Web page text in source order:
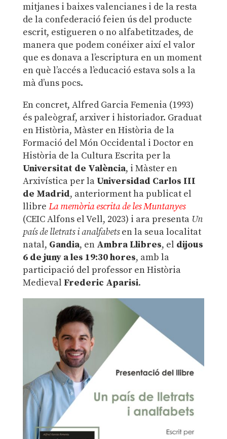
mitjanes i baixes valencianes i de la resta
de la confederació feien ús del producte
escrit, estigueren o no alfabetitzades, de
manera que podem conéixer així el valor
que es donava a l’escriptura en un moment
en què l’accés a l’educació estava sols a la
mà d’uns pocs.
En concret, Alfred Garcia Femenia (1993)
és paleògraf, arxiver i historiador. Graduat
en Història, Màster en Història de la
Formació del Món Occidental i Doctor en
Història de la Cultura Escrita per la
Universitat de València, i Màster en
Arxivística per la Universidad Carlos III
de Madrid, anteriorment ha publicat el
llibre La memòria escrita de les Muntanyes
(CEIC Alfons el Vell, 2023) i ara presenta Un
país de lletrats i analfabetsen la seua localitat
natal, Gandia, en Ambra Llibres, el dijous
6 de juny a les 19:30 hores, amb la
participació del professor en Història
Medieval Frederic Aparisi.